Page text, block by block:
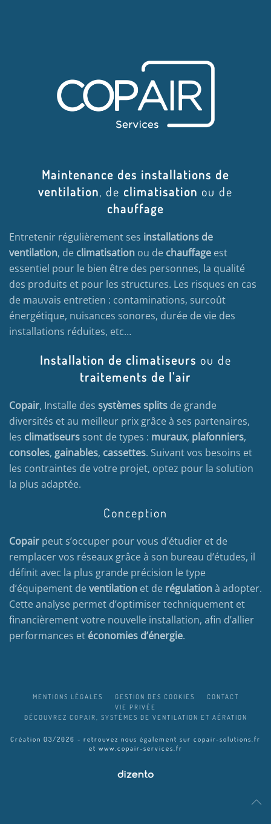
Maintenance des installations de
ventilation, de climatisation ou de
chauffage
Entretenir régulièrement ses installations de
ventilation, de climatisation ou de chauffage est
essentiel pour le bien être des personnes, la qualité
des produits et pour les structures. Les risques en cas
de mauvais entretien : contaminations, surcoût
énergétique, nuisances sonores, durée de vie des
installations réduites, etc…
Installation de climatiseurs ou de
traitements de l'air
Copair, Installe des systèmes splits de grande
diversités et au meilleur prix grâce à ses partenaires,
les climatiseurs sont de types : muraux, plafonniers,
consoles, gainables, cassettes. Suivant vos besoins et
les contraintes de votre projet, optez pour la solution
la plus adaptée.
Conception
Copair peut s’occuper pour vous d’étudier et de
remplacer vos réseaux grâce à son bureau d’études, il
définit avec la plus grande précision le type
d’équipement deventilation et de régulationà adopter.
Cette analyse permet d’optimiser techniquement et
financièrement votre nouvelle installation, afin d’allier
performances et économies d’énergie.
MENTIONS LÉGALES GESTION DES COOKIES
CONTACT
VIE PRIVÉE
DÉCOUVREZ COPAIR, SYSTÈMES DE VENTILATION ET AÉRATION
Création 03/2026 - retrouvez nous également sur copair-solutions.fr
et www.copair-services.fr